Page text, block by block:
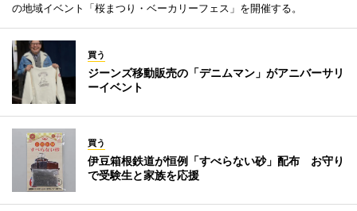
の地域イベント「桜まつり・ベーカリーフェス」を開催する。
買う
ジーンズ移動販売の「デニムマン」がアニバーサリ
ーイベント
買う
伊豆箱根鉄道が恒例「すべらない砂」配布 お守り
で受験生と家族を応援